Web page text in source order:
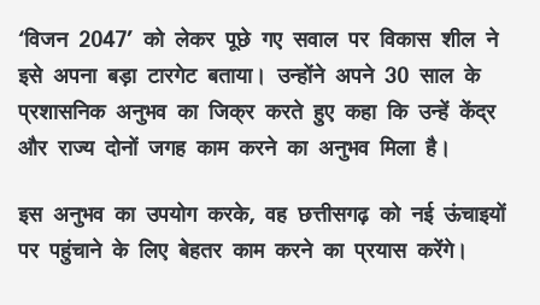
‘विजन 2047’ को लेकर पूछे गए सवाल पर विकास शील ने
इसे अपना बड़ा टारगेट बताया। उन्होंने अपने 30 साल के
प्रशासनिक अनुभव का जिक्र करते हुए कहा कि उन्हें केंद्र
और राज्य दोनों जगह काम करने का अनुभव मिला है।
इस अनुभव का उपयोग करके, वह छत्तीसगढ़ को नई ऊंचाइयों
पर पहुंचाने के लिए बेहतर काम करने का प्रयास करेंगे।